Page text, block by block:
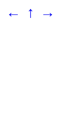
← ↑ →